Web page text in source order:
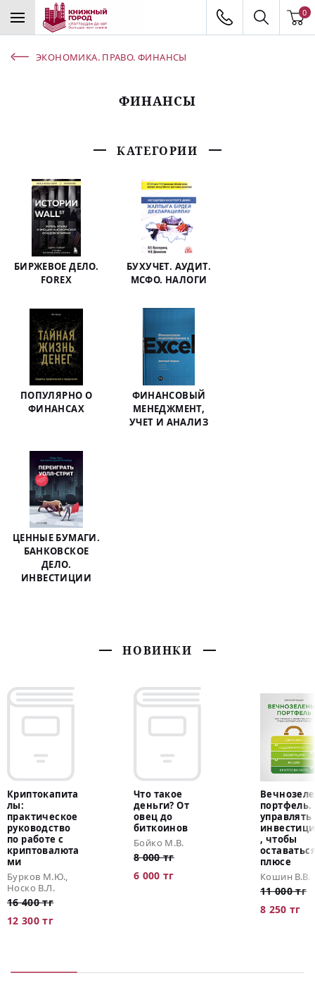
0
ЭКОНОМИКА. ПРАВО. ФИНАНСЫ
ФИНАНСЫ
КАТЕГОРИИ
БИРЖЕВОЕ ДЕЛО.
FOREX
БУХУЧЕТ. АУДИТ.
МСФО. НАЛОГИ
ПОПУЛЯРНО О
ФИНАНСАХ
ФИНАНСОВЫЙ
МЕНЕДЖМЕНТ,
УЧЕТ И АНАЛИЗ
ЦЕННЫЕ БУМАГИ.
БАНКОВСКОЕ
ДЕЛО.
ИНВЕСТИЦИИ
НОВИНКИ
Криптокапита
лы:
практическое
руководство
по работе с
криптовалюта
ми
Бурков М.Ю.,
Носко В.Л.
16 400 тг
12 300 тг
Что такое
деньги? От
овец до
биткоинов
Бойко М.В.
8 000 тг
6 000 тг
портфель.
управлять
, чтобы
плюсе
Кошин В.В.
11 000 тг
8 250 тг